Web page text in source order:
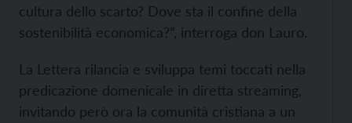
cultura dello scarto? Dove sta il confine della
sostenibilità economica?”, interroga don Lauro.
La Lettera rilancia e sviluppa temi toccati nella
predicazione domenicale in diretta streaming
invitando però ora la comunità cristiana a un